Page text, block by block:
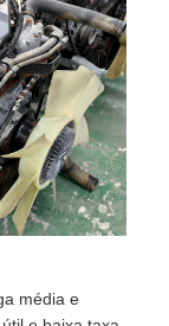
média e